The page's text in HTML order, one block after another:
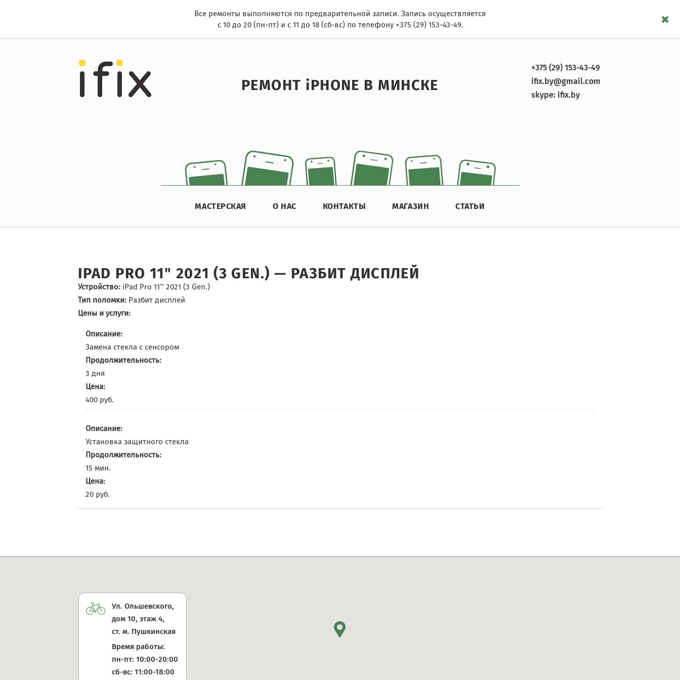
Все ремонты выполняются по предварительной записи. Запись осуществляется
с 10 до 20 (пн-пт) и с 11 до 18 (сб-вс) по телефону +375 (29) 153-43-49.
РЕМОНТ iPHONE В МИНСКЕ
+375 (29) 153-43-49
ifix.by@gmail.com
skype: ifix.by
МАСТЕРСКАЯ О НАС КОНТАКТЫ МАГАЗИН СТАТЬИ
IPAD PRO 11" 2021 (3 GEN.) — РАЗБИТ ДИСПЛЕЙ
Устройство: iPad Pro 11'' 2021 (3 Gen.)
Тип поломки: Разбит дисплей
Цены и услуги:
Описание:
Замена стекла с сенсором
Продолжительность:
3 дня
Цена:
400 руб.
Описание:
Установка защитного стекла
Продолжительность:
15 мин.
Цена:
20 руб.
Ул. Ольшевского,
дом 10, этаж 4,
ст. м. Пушкинская
Время работы:
пн-пт: 10:00-20:00
сб-вс: 11:00-18:00